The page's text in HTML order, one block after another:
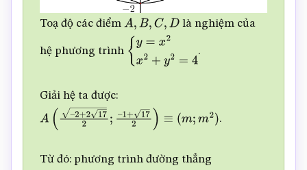
Toạ độ các điểm A,B,C ,D là nghiệm của
hệ phương trình {y =x x 2+ y2=4.
Giải hệ ta được:
A( – 17 + 2) m m2 ) .
Từ đó: phương trình đường thẳng